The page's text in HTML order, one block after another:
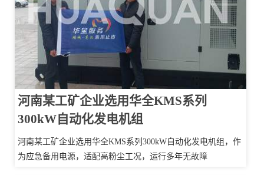
河南某工矿企业选用华全KMS系列
300kW自动化发电机组
河南某工矿企业选用华全KMS系列300kW自动化发电机组，作
为应急备用电源，适配高粉尘工况，运行多年无故障